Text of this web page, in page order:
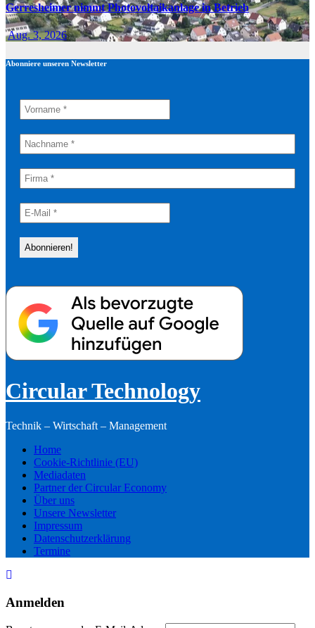
Gerresheimer nimmt Photovoltaikanlage in Betrieb
Aug. 3, 2026
Abonniere unseren Newsletter
Circular Technology
Technik – Wirtschaft – Management
Home
Cookie-Richtlinie (EU)
Mediadaten
Partner der Circular Economy
Über uns
Unsere Newsletter
Impressum
Datenschutzerklärung
Termine
Anmelden